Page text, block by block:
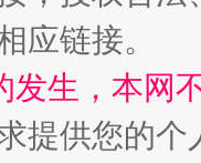
应链接。
发生，本网
提供您的个